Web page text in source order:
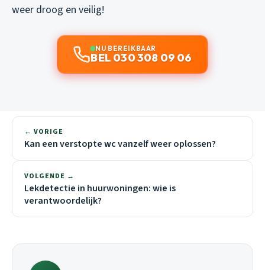
weer droog en veilig!
NU BEREIKBAAR
BEL 030 308 09 06
← VORIGE
Kan een verstopte wc vanzelf weer oplossen?
VOLGENDE →
Lekdetectie in huurwoningen: wie is
verantwoordelijk?